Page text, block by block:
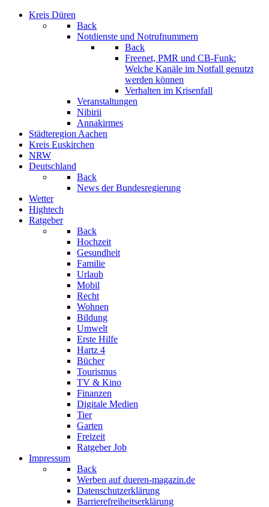
Kreis Düren
Back
Notdienste und Notrufnummern
Back
Freenet, PMR und CB-Funk:
Welche Kanäle im Notfall genutzt
werden können
Verhalten im Krisenfall
Veranstaltungen
Nibirii
Annakirmes
Städteregion Aachen
Kreis Euskirchen
NRW
Deutschland
Back
News der Bundesregierung
Wetter
Hightech
Ratgeber
Back
Hochzeit
Gesundheit
Familie
Urlaub
Mobil
Recht
Wohnen
Bildung
Umwelt
Erste Hilfe
Hartz 4
Bücher
Tourismus
TV & Kino
Finanzen
Digitale Medien
Tier
Garten
Freizeit
Ratgeber Job
Impressum
Back
Werben auf dueren-magazin.de
Datenschutzerklärung
Barrierefreiheitserklärung